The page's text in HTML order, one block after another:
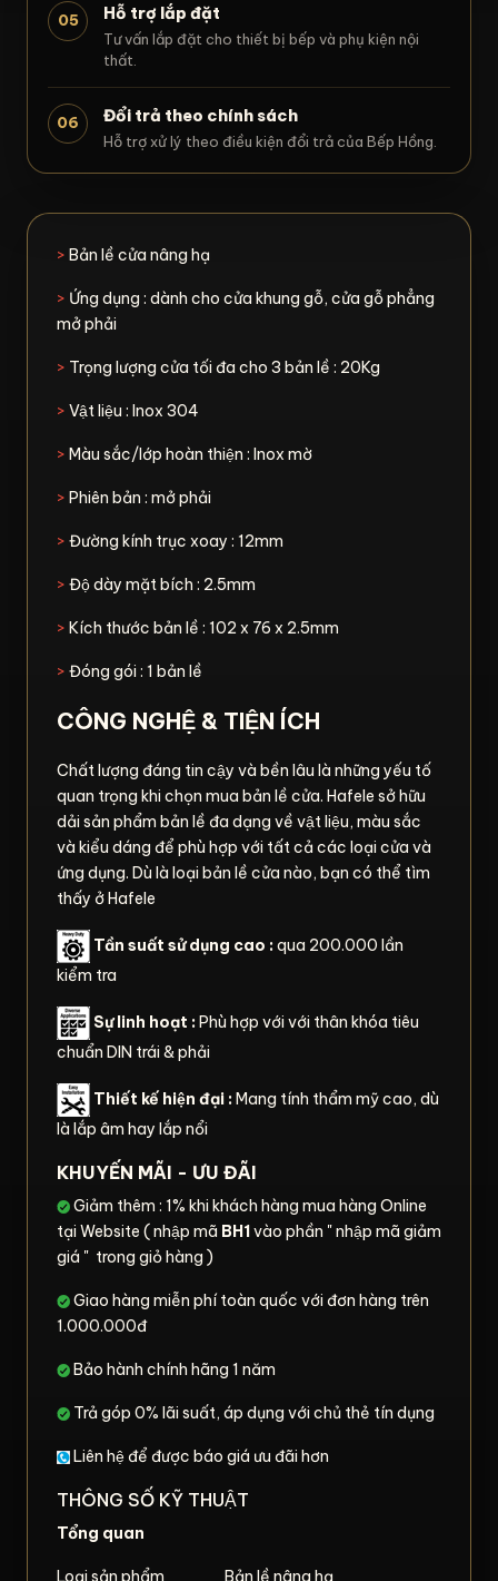
05 Hỗ trợ lắp đặt
Tư vấn lắp đặt cho thiết bị bếp và phụ kiện nội
thất.
06 Đổi trả theo chính sách
Hỗ trợ xử lý theo điều kiện đổi trả của Bếp Hồng.
> Bản lề cửa nâng hạ
> Ứng dụng : dành cho cửa khung gỗ, cửa gỗ phẳng
mở phải
> Trọng lượng cửa tối đa cho 3 bản lề : 20Kg
> Vật liệu : Inox 304
> Màu sắc/lớp hoàn thiện : Inox mờ
> Phiên bản : mở phải
> Đường kính trục xoay : 12mm
> Độ dày mặt bích : 2.5mm
> Kích thước bản lề : 102 x 76 x 2.5mm
> Đóng gói : 1 bản lề
CÔNG NGHỆ & TIỆN ÍCH
Chất lượng đáng tin cậy và bền lâu là những yếu tố
quan trọng khi chọn mua bản lề cửa. Hafele sở hữu
dải sản phẩm bản lề đa dạng về vật liệu, màu sắc
và kiểu dáng để phù hợp với tất cả các loại cửa và
ứng dụng. Dù là loại bản lề cửa nào, bạn có thể tìm
thấy ở Hafele
Tần suất sử dụng cao :qua 200.000 lần
kiểm tra
Sự linh hoạt :Phù hợp với với thân khóa tiêu
chuẩn DIN trái & phải
Thiết kế hiện đại :Mang tính thẩm mỹ cao, dù
là lắp âm hay lắp nổi
KHUYẾN MÃI - ƯU ĐÃI
Giảm thêm : 1% khi khách hàng mua hàng Online
tại Website ( nhập mã BH1vào phần " nhập mã giảm
giá " trong giỏ hàng )
Giao hàng miễn phí toàn quốc với đơn hàng trên
1.000.000đ
Bảo hành chính hãng 1 năm
Trả góp 0% lãi suất, áp dụng với chủ thẻ tín dụng
Liên hệ để được báo giá ưu đãi hơn
THÔNG SỐ KỸ THUẬT
Tổng quan
Loại sản phẩm Bản lề nâng hạ